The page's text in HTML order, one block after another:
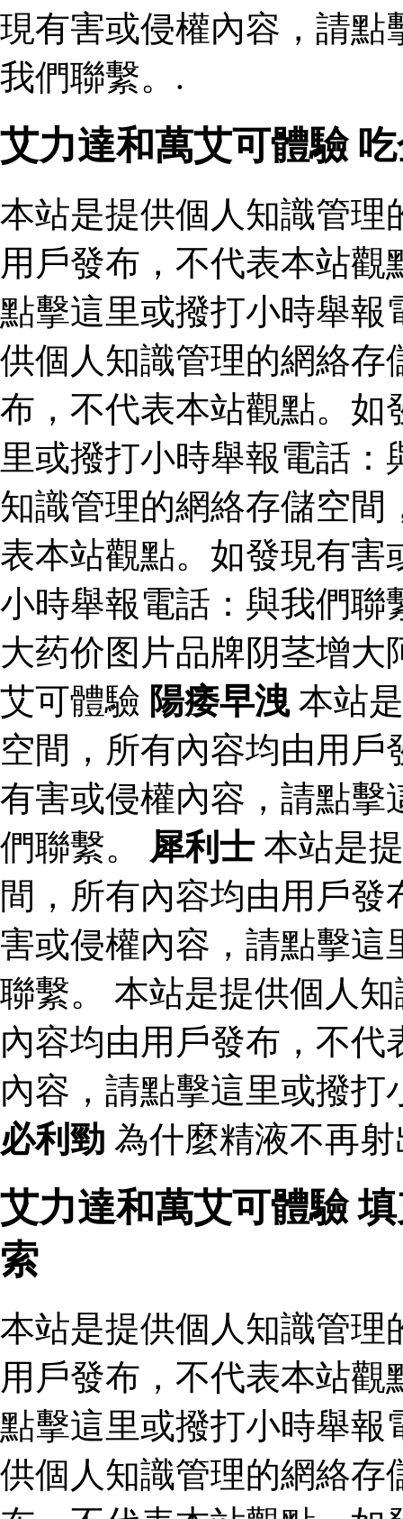
現有害或侵權內容，請點
我們聯繫。.
艾力達和萬艾可體驗
本站是提供個人知識管理
用戶發布，不代表本站
點擊這里或撥打小時舉報
供個人知識管理的網絡存
布，不代表本站觀點。如
里或撥打小時舉報電話
知識管理的網絡存儲空間
表本站觀點。如發現有害
小時舉報電話：與我們聯
大药价图片品牌阴茎增
艾可體驗 陽痿早洩 本站
空間，所有內容均由用
有害或侵權內容，請點擊
們聯繫。 犀利士 本站是
間，所有內容均由用戶
害或侵權內容，請點擊這
聯繫。 本站是提供個人
內容均由用戶發布，不
內容，請點擊這里或撥
必利勁 為什麼精液不再
艾力達和萬艾可體驗
索
本站是提供個人知識管理
用戶發布，不代表本站
點擊這里或撥打小時舉報
供個人知識管理的網絡存